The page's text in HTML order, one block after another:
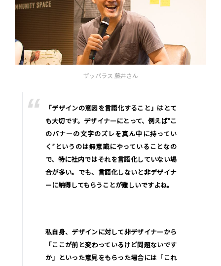
ザッパラス 藤井さん
「デザインの意図を言語化すること」はとて
も大切です。デザイナーにとって、例えば”こ
のバナーの文字のズレを真ん中に持ってい
く”というのは無意識にやっていることなの
で、特に社内ではそれを言語化していない場
合が多い。でも、言語化しないと非デザイナ
ーに納得してもらうことが難しいですよね。
私自身、デザインに対して非デザイナーから
「ここが前と変わっているけど問題ないです
か」といった意見をもらった場合には「これ